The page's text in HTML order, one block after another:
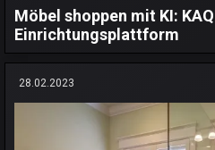
Möbel shoppen mit KI:
Einrichtungsplattform
28.02.2023